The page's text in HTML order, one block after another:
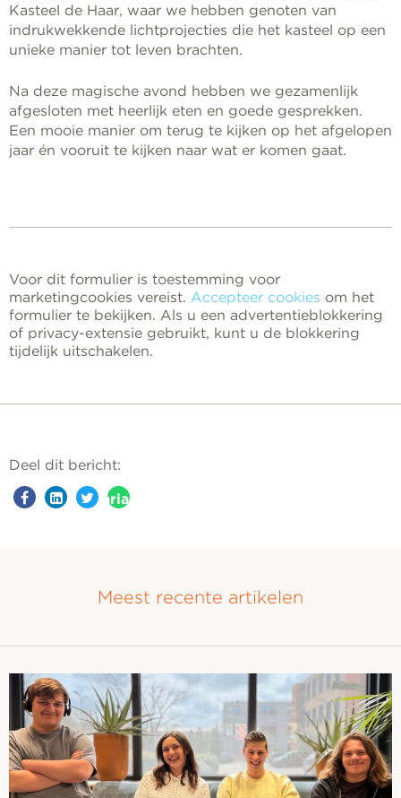
Kasteel de Haar, waar we hebben genoten van
indrukwekkende lichtprojecties die het kasteel op een
unieke manier tot leven brachten.
Na deze magische avond hebben we gezamenlijk
afgesloten met heerlijk eten en goede gesprekken.
Een mooie manier om terug te kijken op het afgelopen
jaar én vooruit te kijken naar wat er komen gaat.
Voor dit formulier is toestemming voor
marketingcookies vereist. Accepteer cookies om het
formulier te bekijken. Als u een advertentieblokkering
of privacy-extensie gebruikt, kunt u de blokkering
tijdelijk uitschakelen.
Deel dit bericht:
aria-
Meest recente artikelen